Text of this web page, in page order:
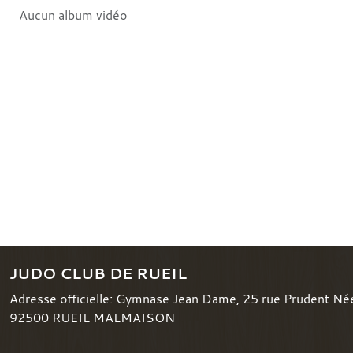
Aucun album vidéo
JUDO CLUB DE RUEIL
Adresse officielle: Gymnase Jean Dame, 25 rue Prudent
92500 RUEIL MALMAISON